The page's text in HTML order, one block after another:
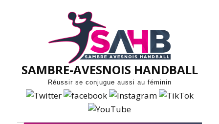
SAMBRE-AVESNOIS HANDBALL
Réussir se conjugue aussi au féminin